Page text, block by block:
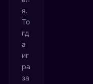
я.
То
гд
а
иг
ра
за